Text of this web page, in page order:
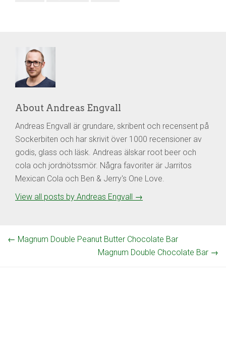
About Andreas Engvall
Andreas Engvall är grundare, skribent och recensent på
Sockerbiten och har skrivit över 1000 recensioner av
godis, glass och läsk. Andreas älskar root beer och
cola och jordnötssmör. Några favoriter är Jarritos
Mexican Cola och Ben & Jerry's One Love.
View all posts by Andreas Engvall
→
← Magnum Double Peanut Butter Chocolate Bar
Magnum Double Chocolate Bar →